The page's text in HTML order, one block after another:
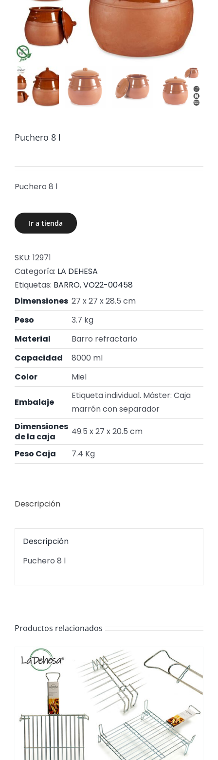
Puchero 8 l
Puchero 8 l
Ir a tienda
SKU: 12971
Categoría: LA DEHESA
Etiquetas: BARRO,VO22-00458
Dimensiones 27 x 27 x 28.5 cm
Peso
3.7 kg
Material
Barro refractario
Capacidad
8000 ml
Color
Miel
Embalaje
Etiqueta individual. Máster: Caja
marrón con separador
Dimensiones
de la caja
49.5 x 27 x 20.5 cm
Peso Caja
7.4 Kg
Descripción
Descripción
Puchero 8 l
Productos relacionados
DETALLES